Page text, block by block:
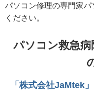
パソコン修理の専門家
ください。
パソコン救急
「株式会社JaMtek